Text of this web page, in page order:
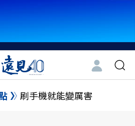
刷手機就能變厲害